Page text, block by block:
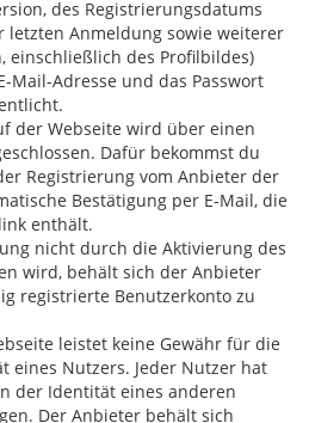
des Registrierungsdatums
letzten Anmeldung sowie weiterer
einschließlich des Profilbildes)
Mail-Adresse und das Passwort
der Webseite wird über einen
Dafür bekommst du
Registrierung vom Anbieter der
Bestätigung per E-Mail, die
enthält.
nicht durch die Aktivierung des
wird, behält sich der Anbieter
registrierte Benutzerkonto zu
leistet keine Gewähr für die
eines Nutzers. Jeder Nutzer hat
der Identität eines anderen
Der Anbieter behält sich